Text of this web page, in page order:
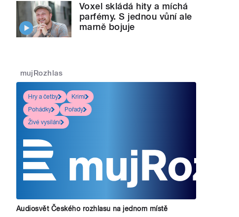
Voxel skládá hity a míchá
parfémy. S jednou vůní ale
marně bojuje
mujRozhlas
Hry a četby
Krimi
Pohádky
Pořady
Živé vysílání
Audiosvět Českého rozhlasu na jednom místě